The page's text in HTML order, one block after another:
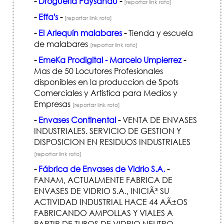
[reportar link roto]
- Effa's- [reportar link roto]
- El Arlequín malabares-Tienda y escuela
de malabares [reportar link roto]
- EmeKa Prodigital - Marcelo Umpierrez-
Mas de 50 Locutores Profesionales
disponibles en la produccion de Spots
Comerciales y Artistica para Medios y
Empresas [reportar link roto]
- Envases Continental-VENTA DE ENVASES
INDUSTRIALES. SERVICIO DE GESTION Y
DISPOSICION EN RESIDUOS INDUSTRIALES
[reportar link roto]
- Fábrica de Envases de Vidrio S.A.-
FANAM, ACTUALMENTE FABRICA DE
ENVASES DE VIDRIO S.A., INICIÃ³ SU
ACTIVIDAD INDUSTRIAL HACE 44 AÃ±OS
FABRICANDO AMPOLLAS Y VIALES A